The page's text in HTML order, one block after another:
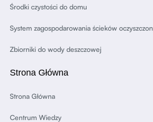
Środki czystości do domu
System zagospodarowania ścieków
Zbiorniki do wody deszczowej
Strona Główna
Strona Główna
Centrum Wiedzy